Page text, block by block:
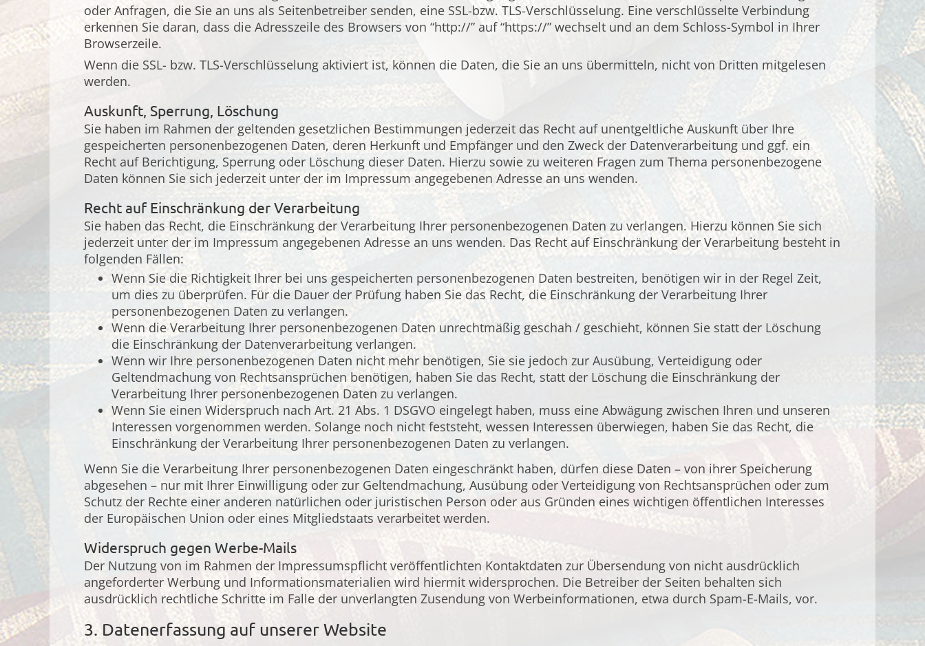
oder Anfragen, die Sie an uns als Seitenbetreiber senden, eine SSL-bzw. TLS-Verschlüsselung. Eine verschlüsselte Verbindung
erkennen Sie daran, dass die Adresszeile des Browsers von “http://” auf “https://” wechselt und an dem Schloss-Symbol in Ihrer
Browserzeile.
Wenn die SSL- bzw. TLS-Verschlüsselung aktiviert ist, können die Daten, die Sie an uns übermitteln, nicht von Dritten mitgelesen
werden.
Auskunft, Sperrung, Löschung
Sie haben im Rahmen der geltenden gesetzlichen Bestimmungen jederzeit das Recht auf unentgeltliche Auskunft über Ihre
gespeicherten personenbezogenen Daten, deren Herkunft und Empfänger und den Zweck der Datenverarbeitung und ggf. ein
Recht auf Berichtigung, Sperrung oder Löschung dieser Daten. Hierzu sowie zu weiteren Fragen zum Thema personenbezogene
Daten können Sie sich jederzeit unter der im Impressum angegebenen Adresse an uns wenden.
Recht auf Einschränkung der Verarbeitung
Sie haben das Recht, die Einschränkung der Verarbeitung Ihrer personenbezogenen Daten zu verlangen. Hierzu können Sie sich
jederzeit unter der im Impressum angegebenen Adresse an uns wenden. Das Recht auf Einschränkung der Verarbeitung besteht in
folgenden Fällen:
Wenn Sie die Richtigkeit Ihrer bei uns gespeicherten personenbezogenen Daten bestreiten, benötigen wir in der Regel Zeit,
um dies zu überprüfen. Für die Dauer der Prüfung haben Sie das Recht, die Einschränkung der Verarbeitung Ihrer
personenbezogenen Daten zu verlangen.
Wenn die Verarbeitung Ihrer personenbezogenen Daten unrechtmäßig geschah / geschieht, können Sie statt der Löschung
die Einschränkung der Datenverarbeitung verlangen.
Wenn wir Ihre personenbezogenen Daten nicht mehr benötigen, Sie sie jedoch zur Ausübung, Verteidigung oder
Geltendmachung von Rechtsansprüchen benötigen, haben Sie das Recht, statt der Löschung die Einschränkung der
Verarbeitung Ihrer personenbezogenen Daten zu verlangen.
Wenn Sie einen Widerspruch nach Art. 21 Abs. 1 DSGVO eingelegt haben, muss eine Abwägung zwischen Ihren und unseren
Interessen vorgenommen werden. Solange noch nicht feststeht, wessen Interessen überwiegen, haben Sie das Recht, die
Einschränkung der Verarbeitung Ihrer personenbezogenen Daten zu verlangen.
Wenn Sie die Verarbeitung Ihrer personenbezogenen Daten eingeschränkt haben, dürfen diese Daten – von ihrer Speicherung
abgesehen – nur mit Ihrer Einwilligung oder zur Geltendmachung, Ausübung oder Verteidigung von Rechtsansprüchen oder zum
Schutz der Rechte einer anderen natürlichen oder juristischen Person oder aus Gründen eines wichtigen öffentlichen Interesses
der Europäischen Union oder eines Mitgliedstaats verarbeitet werden.
Widerspruch gegen Werbe-Mails
Der Nutzung von im Rahmen der Impressumspflicht veröffentlichten Kontaktdaten zur Übersendung von nicht ausdrücklich
angeforderter Werbung und Informationsmaterialien wird hiermit widersprochen. Die Betreiber der Seiten behalten sich
ausdrücklich rechtliche Schritte im Falle der unverlangten Zusendung von Werbeinformationen, etwa durch Spam-E-Mails, vor.
3. Datenerfassung auf unserer Website